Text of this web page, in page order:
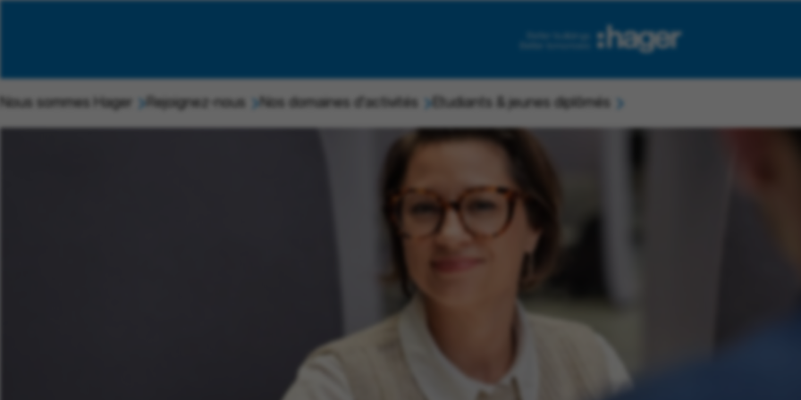
Nous sommes Hager Rejoignez-nous Nos domaines d'activités Etudiants & jeunes diplômés